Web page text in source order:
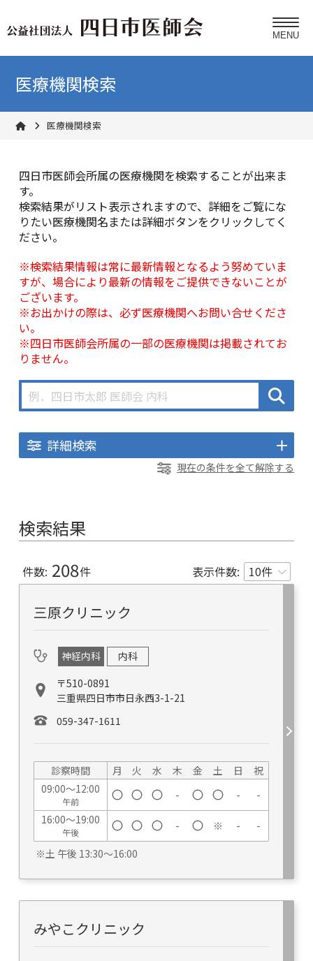
医療機関検索
医療機関検索
四日市医師会所属の医療機関を検索することが出来ま
す。
検索結果がリスト表示されますので、詳細をご覧にな
りたい医療機関名または詳細ボタンをクリックしてく
ださい。
※検索結果情報は常に最新情報となるよう努めていま
すが、場合により最新の情報をご提供できないことが
ございます。
※お出かけの際は、必ず医療機関へお問い合せくださ
い。
※四日市医師会所属の一部の医療機関は掲載されてお
りません。
詳細検索
現在の条件を全て解除する
検索結果
件数: 208件 表示件数:
三原クリニック
神経内科
内科
〒510-0891
三重県四日市市日永西3-1-21
059-347-1611
※土 午後 13:30～16:00
診察時間 月 火 水 木 金 土 日
祝
09:00～12:00
午前 - -
-
16:00～19:00
午後 - ※ - -
みやこクリニック